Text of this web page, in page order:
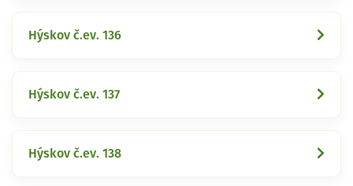
Hýskov č.ev. 136
Hýskov č.ev. 137
Hýskov č.ev. 138